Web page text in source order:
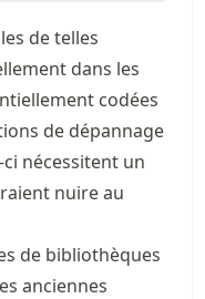
de telles
dans les
codées
de dépannage
nécessitent un
nuire au
de bibliothèques
anciennes